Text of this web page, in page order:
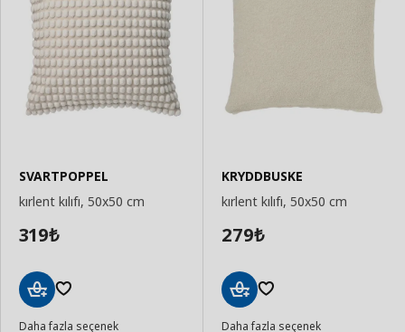
SVARTPOPPEL
kırlent kılıfı, 50x50 cm
319₺
Ekle
Daha fazla seçenek
KRYDDBUSKE
kırlent kılıfı, 50x50 cm
279₺
Ekle
Daha fazla seçenek